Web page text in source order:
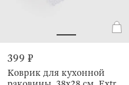
399 ₽
Коврик для кухонной